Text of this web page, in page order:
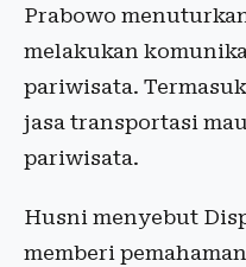
Prabowo
melakukan
pariwisata.
jasa transportasi
pariwisata.
Husni menyebut
memberi